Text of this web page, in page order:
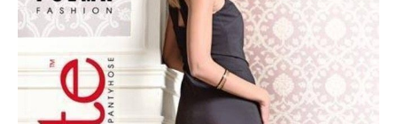
Rozmiary:
Tabela rozmiarów
2
+